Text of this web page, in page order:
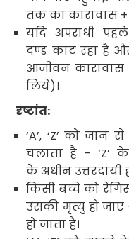
तक का कारावास +
यदि अपराधी
दण्ड काट रहा है
आजीवन कारावास
लिये)।
दृष्टांत:
‘A’, ‘Z’ को जान से
चलाता है – ‘Z’के
के अधीन उत्तरदायी
किसी बच्चे को
उसकी मृत्यु हो जाए
हो जाता है।